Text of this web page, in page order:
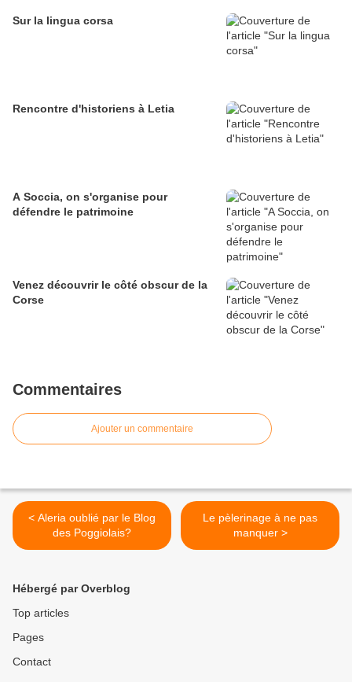
Sur la lingua corsa
Rencontre d'historiens à Letia
A Soccia, on s'organise pour
défendre le patrimoine
Venez découvrir le côté obscur de la
Corse
Commentaires
Ajouter un commentaire
< Aleria oublié par le Blog
des Poggiolais?
Le pèlerinage à ne pas
manquer >
Hébergé par Overblog
Top articles
Pages
Contact